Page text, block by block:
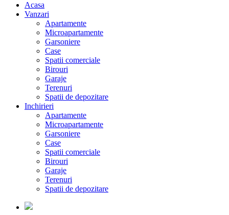
Acasa
Vanzari
Apartamente
Microapartamente
Garsoniere
Case
Spatii comerciale
Birouri
Garaje
Terenuri
Spatii de depozitare
Inchirieri
Apartamente
Microapartamente
Garsoniere
Case
Spatii comerciale
Birouri
Garaje
Terenuri
Spatii de depozitare